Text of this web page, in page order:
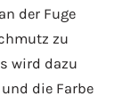
der Fuge
zu
wird dazu
die Farbe